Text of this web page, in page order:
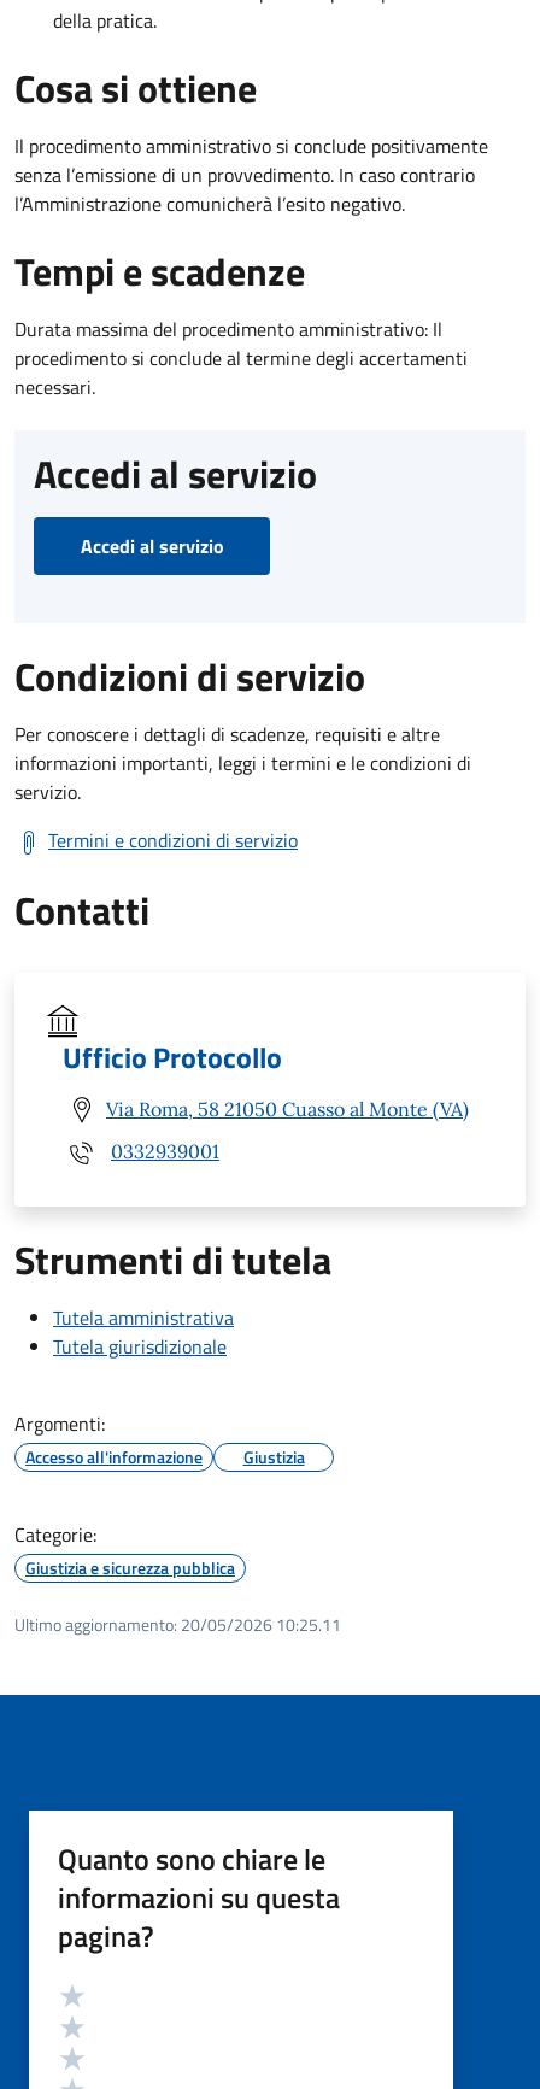
della pratica.
Cosa si ottiene
Il procedimento amministrativo si conclude positivamente
senza l’emissione di un provvedimento. In caso contrario
l’Amministrazione comunicherà l’esito negativo.
Tempi e scadenze
Durata massima del procedimento amministrativo: Il
procedimento si conclude al termine degli accertamenti
necessari.
Accedi al servizio
Accedi al servizio
Condizioni di servizio
Per conoscere i dettagli di scadenze, requisiti e altre
informazioni importanti, leggi i termini e le condizioni di
servizio.
Termini e condizioni di servizio
Contatti
Ufficio Protocollo
Via Roma, 58 21050 Cuasso al Monte (VA)
0332939001
Strumenti di tutela
Tutela amministrativa
Tutela giurisdizionale
Argomenti:
Accesso all'informazione Giustizia
Categorie:
Giustizia e sicurezza pubblica
Ultimo aggiornamento: 20/05/2026 10:25.11
Quanto sono chiare le
informazioni su questa
pagina?
Valutazione